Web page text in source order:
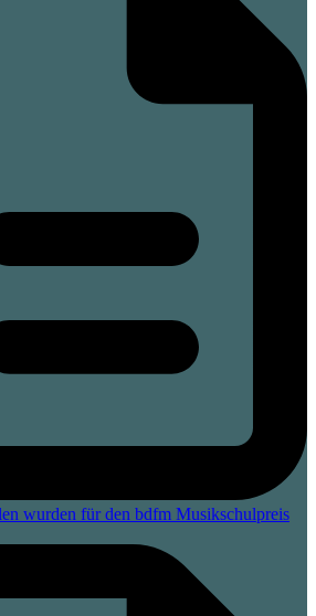
wurden für den bdfm Musikschulpreis